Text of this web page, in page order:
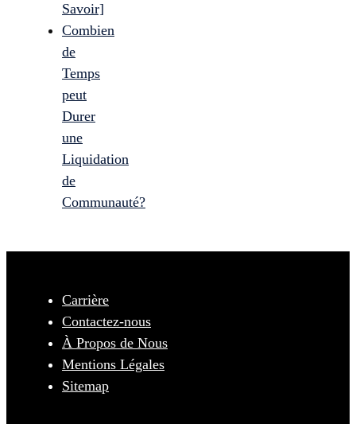
Savoir]
Combien
de
Temps
peut
Durer
une
Liquidation
de
Communauté?
Carrière
Contactez-nous
À Propos de Nous
Mentions Légales
Sitemap